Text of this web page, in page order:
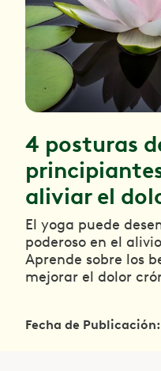
4 posturas
aliviar el
El yoga puede
poderoso en el
Aprende sobre los
mejorar el dolor
Fecha de